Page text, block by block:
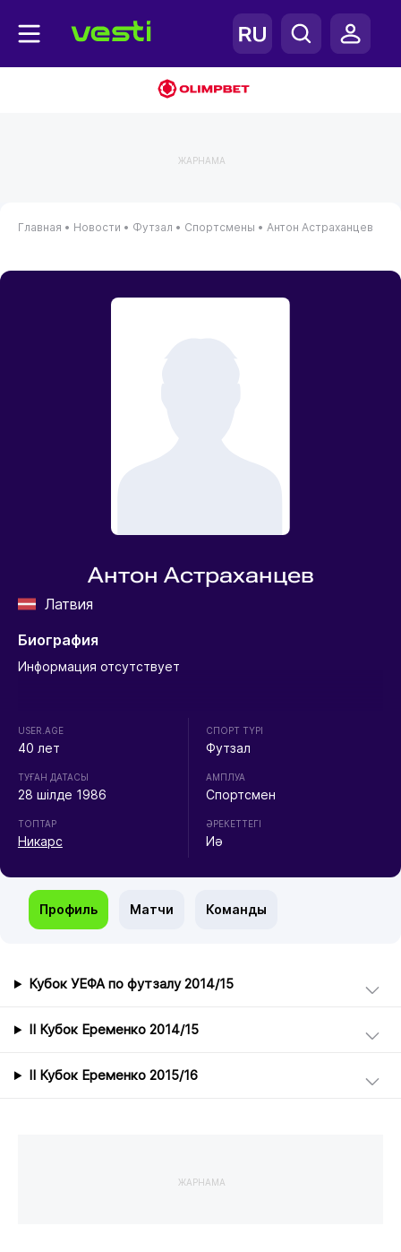
ЖАРНАМА
Главная • Новости • Футзал • Спортсмены • Антон Астраханцев
Антон Астраханцев
Латвия
Биография
Информация отсутствует
USER.AGE
40 лет
ТУҒАН ДАТАСЫ
28 шілде 1986
ТОПТАР
Никарс
СПОРТ ТҮРІ
Футзал
АМПЛУА
Спортсмен
ӘРЕКЕТТЕГІ
Иә
Профиль Матчи Команды
Кубок УЕФА по футзалу 2014/15
II Кубок Еременко 2014/15
II Кубок Еременко 2015/16
ЖАРНАМА